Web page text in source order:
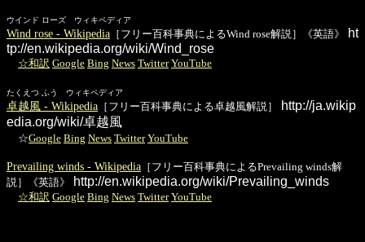
ウインド ローズ ウィキペディア
Wind rose - Wikipedia ［フリー百科事典によるWind rose解説］《英語》
ht
tp://en.wikipedia.org/wiki/Wind_rose
☆和訳 Google Bing News Twitter YouTube
たくえつ ふう ウィキペディア
卓越風 - Wikipedia ［フリー百科事典による卓越風解説］
http://ja.wikip
edia.org/wiki/卓越風
☆Google Bing News Twitter YouTube
Prevailing winds - Wikipedia ［フリー百科事典によるPrevailing winds解
説］《英語》
http://en.wikipedia.org/wiki/Prevailing_winds
☆和訳 Google Bing News Twitter YouTube